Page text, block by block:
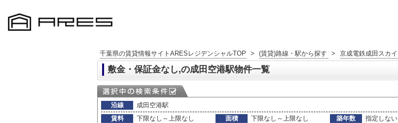
千葉県の賃貸情報サイトARESレジデンシャルTOP > (賃貸)路線・駅から探す > 京成電鉄成田スカ
敷金・保証金なし,の成田空港駅物件一覧
沿線
成田空港駅
賃料
下限なし～上限なし 面積 下限なし～上限なし 築年数
指定しない